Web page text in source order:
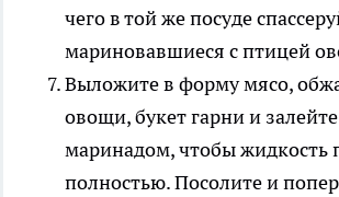
чего в той же посуде
мариновавшиеся с птицей
Выложите в форму мясо,
овощи, букет гарни и
маринадом, чтобы жидкость
полностью. Посолите и